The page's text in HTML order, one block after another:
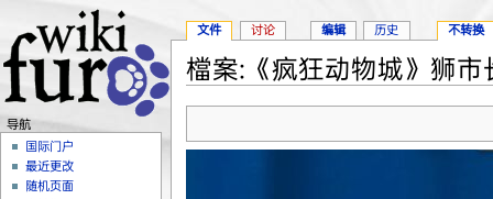
檔案:《疯狂动物城》狮市
文件 讨论 编辑 历史 不转换
导航
国际门户
最近更改
随机页面